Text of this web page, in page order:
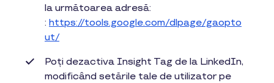
la următoarea adresă:
: https://tools.google.com/dlpage/gaopto
ut/
Poți dezactiva Insight Tag de la LinkedIn,
modificând setările tale de utilizator pe